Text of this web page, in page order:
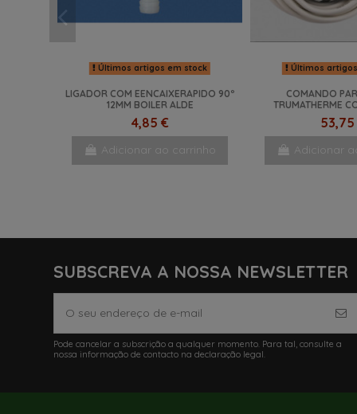
Últimos artigos em stock
LIGADOR COM EENCAIXERAPIDO 90º
12MM BOILER ALDE
4,85 €
Adicionar ao carrinho
Últimos
COMANDO
TRUMATHERME
53,75
Adicionar
SUBSCREVA A NOSSA NEWSLETTER
Pode cancelar a subscrição a qualquer momento. Para tal, consulte a
nossa informação de contacto na declaração legal.